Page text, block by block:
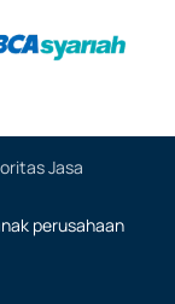
Jasa
perusahaan